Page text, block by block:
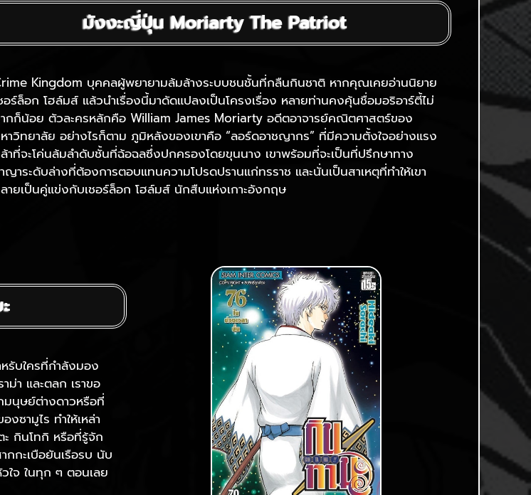
มังงะญี่ปุ่น Moriarty The Patriot
Kingdom บุคคลผู้พยายามล้มล้างระบบชนชั้นที่กลืนกินชาติ หากคุณเคยอ่านนิยาย
อร์ล็อก โฮล์มส์ แล้วนำเรื่องนี้มาดัดแปลงเป็นโครงเรื่อง หลายท่านคงคุ้นชื่อมอริอาร์ตี้ไม่
กก็น้อย ตัวละครหลักคือ William James Moriarty อดีตอาจารย์คณิตศาสตร์ของ
าวิทยาลัย อย่างไรก็ตาม ภูมิหลังของเขาคือ “ลอร์ดอาชญากร” ที่มีความตั้งใจอย่างแรง
าที่จะโค่นล้มลำดับชั้นที่ฉ้อฉลซึ่งปกครองโดยขุนนาง เขาพร้อมที่จะเป็นที่ปรึกษาทาง
ญาระดับล่างที่ต้องการตอบแทนความโปรดปรานแก่ทรราช และนั่นเป็นสาเหตุที่ทำให้เขา
ายเป็นคู่แข่งกับเชอร์ล็อก โฮล์มส์ นักสืบแห่งเกาะอังกฤษ
รับใครที่กำลังมอง
า และตลก เราขอ
มนุษย์ต่างดาวหรือที่
ซามูไร ทำให้เหล่า
ะ กินโทกิ หรือที่รู้จัก
กะเบือยันเรือรบ นับ
ใจ ในทุก ๆ ตอนเลย